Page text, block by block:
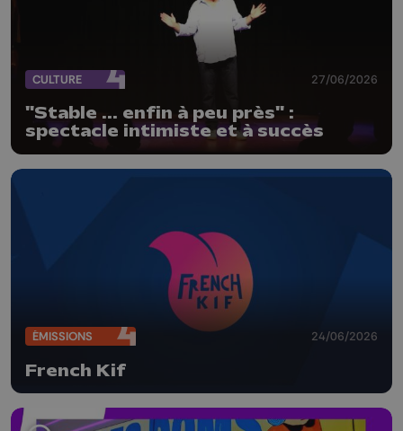
CULTURE 27/06/2026
"Stable ... enfin à peu près" :
spectacle intimiste et à succès
ÉMISSIONS 24/06/2026
French Kif